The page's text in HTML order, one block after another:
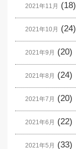
2021年11月 (18)
2021年10月 (24)
2021年9月 (20)
2021年8月 (24)
2021年7月 (20)
2021年6月 (22)
2021年5月 (33)